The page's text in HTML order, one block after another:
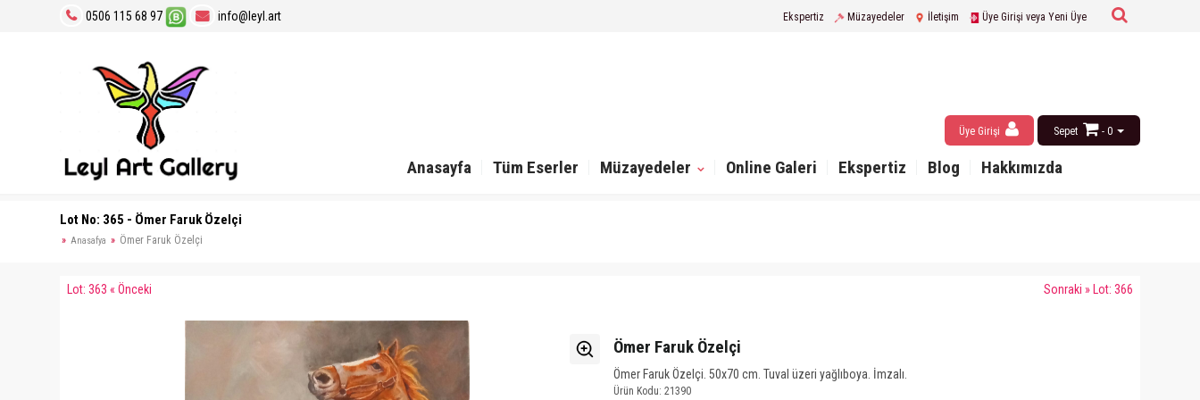
0506 115 68 97 info@leyl.art Ekspertiz Müzayedeler İletişim Üye Girişi veya Yeni Üye
Sepet - 0
Üye Girişi
Anasayfa Tüm Eserler Müzayedeler Online Galeri Ekspertiz Blog Hakkımızda
Lot No: 365 - Ömer Faruk Özelçi
Anasafya Ömer Faruk Özelçi
Lot: 363 « Önceki Sonraki » Lot: 366
Ömer Faruk Özelçi
Ömer Faruk Özelçi. 50x70 cm. Tuval üzeri yağlıboya. İmzalı.
Ürün Kodu: 21390